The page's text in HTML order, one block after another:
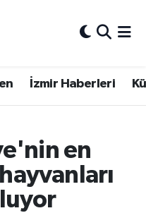
İzmir Haberleri
en
Fikstür